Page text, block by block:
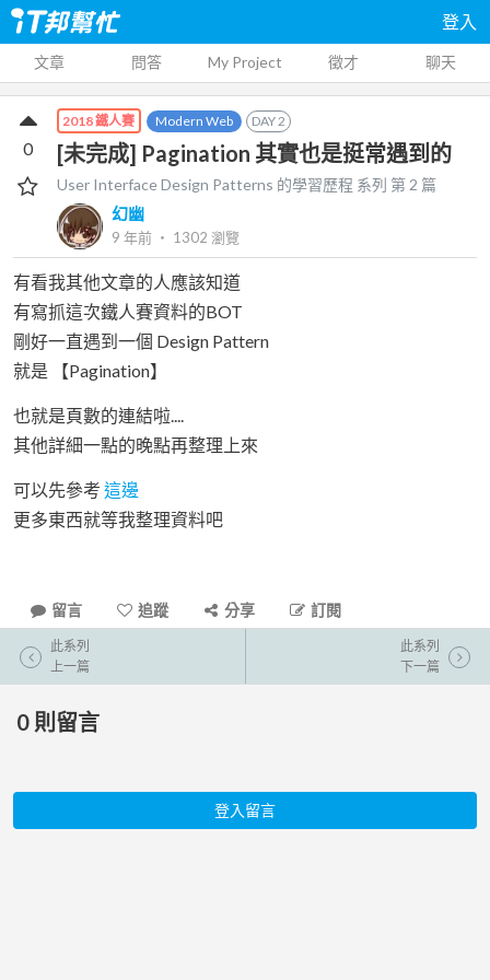
登入
文章 問答 My Project 徵才 聊天
2018 鐵人賽 Modern Web DAY2
[未完成] Pagination 其實也是挺常遇到的
User Interface Design Patterns 的學習歷程 系列 第2 篇
幻幽
9 年前 ‧ 1302 瀏覽
0
有看我其他文章的人應該知道
有寫抓這次鐵人賽資料的BOT
剛好一直遇到一個 Design Pattern
就是 【Pagination】
也就是頁數的連結啦....
其他詳細一點的晚點再整理上來
可以先參考 這邊
更多東西就等我整理資料吧
留言 追蹤 分享 訂閱
此系列
上一篇
此系列
下一篇
0 則留言
登入留言